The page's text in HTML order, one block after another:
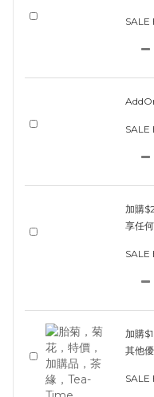
加購
享任
加購
其他